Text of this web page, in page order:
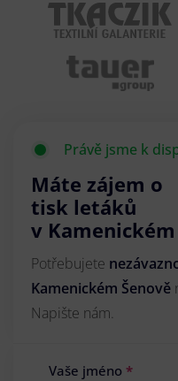
Právě jsme k
Máte zájem o
tisk letáků
v Kamenickém
Potřebujete
Kamenickém Šenově
Napište nám.
Vaše jméno *